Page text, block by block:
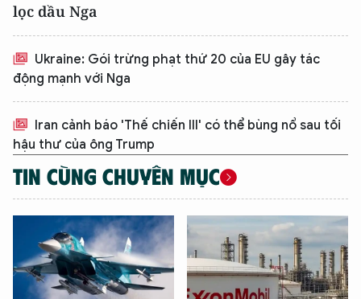
lọc dầu Nga
Ukraine: Gói trừng phạt thứ 20 của EU gây tác
động mạnh với Nga
Iran cảnh báo 'Thế chiến III' có thể bùng nổ sau tối
hậu thư của ông Trump
TIN CÙNG CHUYÊN MỤC